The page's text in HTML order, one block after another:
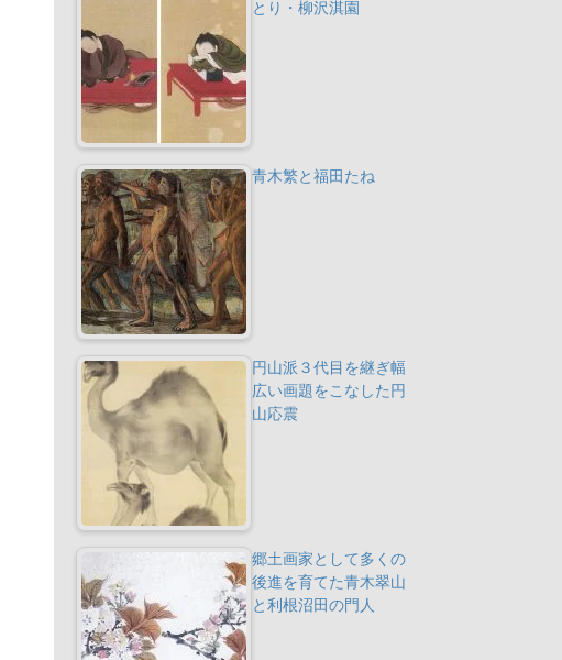
とり・柳沢淇園
青木繁と福田たね
円山派３代目を継ぎ幅
広い画題をこなした円
山応震
郷土画家として多くの
後進を育てた青木翠山
と利根沼田の門人